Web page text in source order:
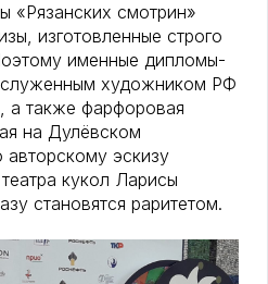
«Рязанских смотрин»
изготовленные строго
именные дипломы-
художником РФ
также фарфоровая
на Дулёвском
эскизу
кукол Ларисы
становятся раритетом.